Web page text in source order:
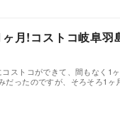
月!コストコ岐阜羽
ストコができて、間もなく1
だったのですが、そろそろ1ヶ